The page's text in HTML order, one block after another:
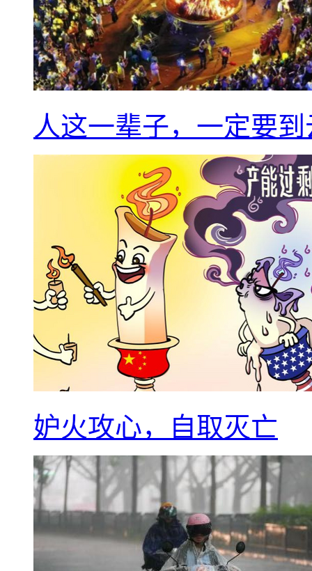
人这一辈子，一定要
妒火攻心，自取灭亡